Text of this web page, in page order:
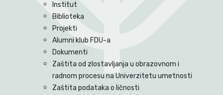
Institut
Biblioteka
Projekti
Alumni klub FDU-a
Dokumenti
Zaštita od zlostavljanja u obrazovnom i
radnom procesu na Univerzitetu umetnosti
Zaštita podataka o ličnosti